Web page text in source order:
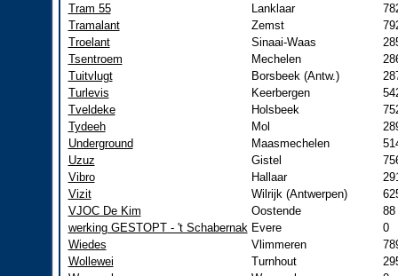
Tram 55
Lanklaar
Tramalant
Zemst
Troelant
Sinaai-Waas
Tsentroem
Mechelen
Tuitvlugt
Borsbeek (Antw.)
Turlevis
Keerbergen
Tveldeke
Holsbeek
Tydeeh
Mol
Underground
Maasmechelen
Uzuz
Gistel
Vibro
Hallaar
Vizit
Wilrijk (Antwerpen)
VJOC De Kim
Oostende
88
werking GESTOPT - 't Schabernak Evere
0
Wiedes
Vlimmeren
Wollewei
Turnhout